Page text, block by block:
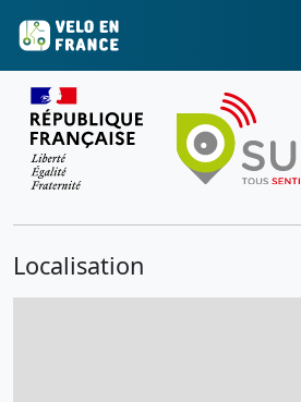
Localisation